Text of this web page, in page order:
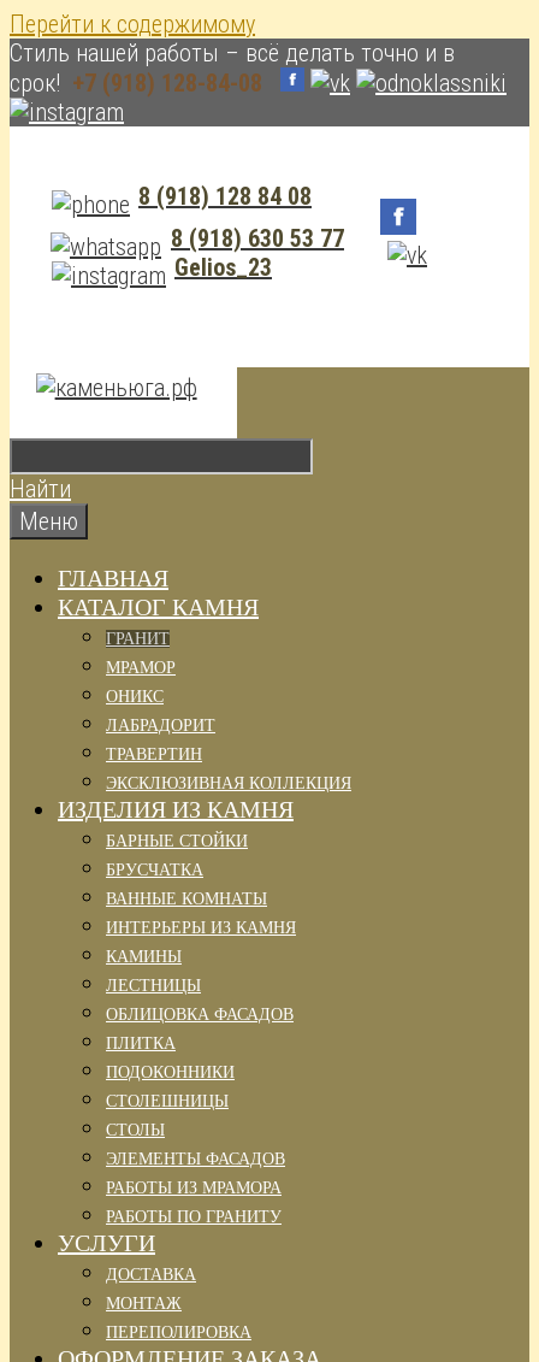
Перейти к содержимому
Cтиль нашей работы – всё делать точно и в
срок! +7 (918) 128-84-08
8 (918) 128 84 08
8 (918) 630 53 77
Gelios_23
Найти
Меню
ГЛАВНАЯ
КАТАЛОГ КАМНЯ
ГРАНИТ
МРАМОР
ОНИКС
ЛАБРАДОРИТ
ТРАВЕРТИН
ЭКСКЛЮЗИВНАЯ КОЛЛЕКЦИЯ
ИЗДЕЛИЯ ИЗ КАМНЯ
БАРНЫЕ СТОЙКИ
БРУСЧАТКА
ВАННЫЕ КОМНАТЫ
ИНТЕРЬЕРЫ ИЗ КАМНЯ
КАМИНЫ
ЛЕСТНИЦЫ
ОБЛИЦОВКА ФАСАДОВ
ПЛИТКА
ПОДОКОННИКИ
СТОЛЕШНИЦЫ
СТОЛЫ
ЭЛЕМЕНТЫ ФАСАДОВ
РАБОТЫ ИЗ МРАМОРА
РАБОТЫ ПО ГРАНИТУ
УСЛУГИ
ДОСТАВКА
МОНТАЖ
ПЕРЕПОЛИРОВКА